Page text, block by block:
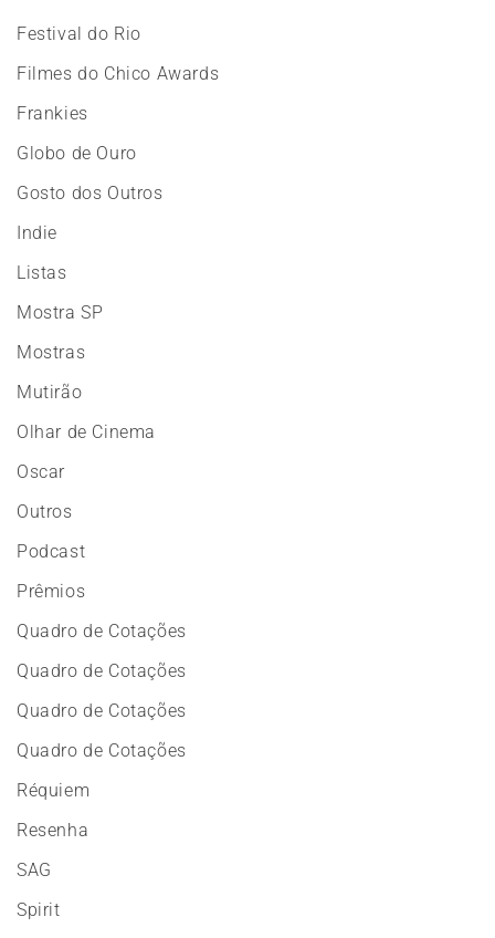
Festival do Rio
Filmes do Chico Awards
Frankies
Globo de Ouro
Gosto dos Outros
Indie
Listas
Mostra SP
Mostras
Mutirão
Olhar de Cinema
Oscar
Outros
Podcast
Prêmios
Quadro de Cotações
Quadro de Cotações
Quadro de Cotações
Quadro de Cotações
Réquiem
Resenha
SAG
Spirit